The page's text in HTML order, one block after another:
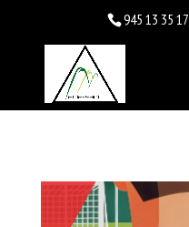
945 13 35 17